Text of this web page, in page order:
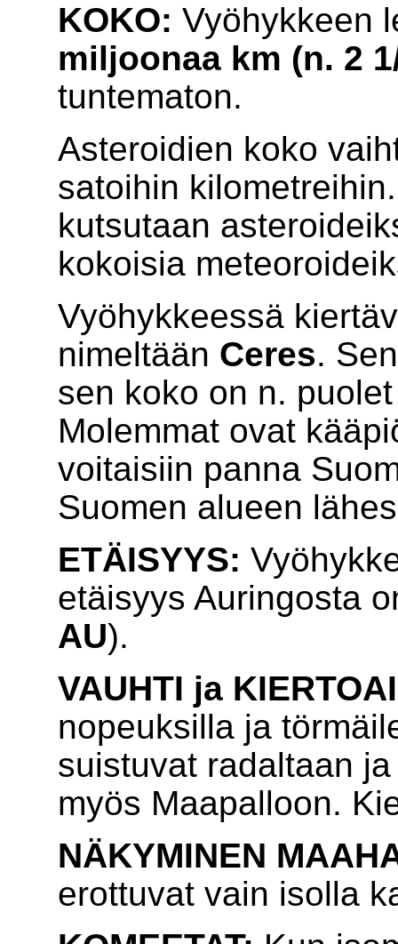
KOKO: Vyöhykkeen
miljoonaa km (n. 2
tuntematon.
Asteroidien koko
satoihin
kutsutaan
kokoisia
Vyöhykkeessä
nimeltään Ceres.
sen koko on n.
Molemmat ovat
voitaisiin panna
Suomen alueen
ETÄISYYS:
etäisyys Auringosta
AU).
VAUHTI ja
nopeuksilla ja
suistuvat radaltaan
myös Maapalloon.
NÄKYMINEN
erottuvat vain isolla